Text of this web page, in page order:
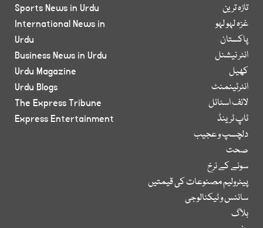
تازہ ترین
غزہ لہو لہو
پاکستان
انٹر نیشنل
کھیل
انٹرٹینمنٹ
لائف اسٹائل
ٹاپ ٹرینڈ
دلچسپ و عجیب
صحت
سونے کے نرخ
پیٹرولیم مصنوعات کی قیمتیں
سائنس و ٹیکنالوجی
بلاگ
Sports News in Urdu
International News in
Urdu
Business News in Urdu
Urdu Magazine
Urdu Blogs
The Express Tribune
Express Entertainment